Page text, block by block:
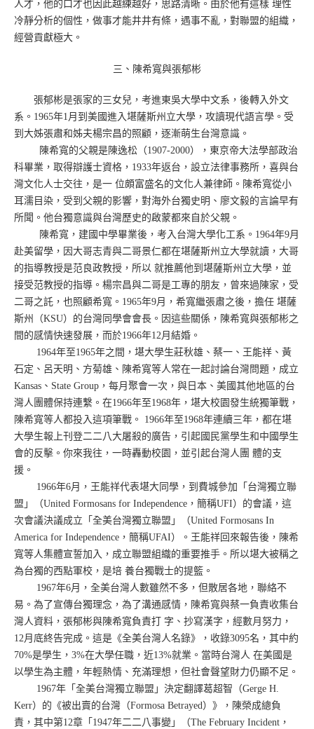
人才，他的口才也因此越練越好，思路清晰。由於他有這樣 理性
冷靜分析的個性，做事才能井井有條，遇事不亂，對聯盟的組織，
經營貢獻極大。
三、陳希寬與張郁彬
張郁彬是張家的三女兒，考進東吳大學中文系，後轉入外文
系。1965年1月到美國進入堪薩斯州立大學，攻讀現代語言學。受
到大姊張肅和姊夫楊宗昌的照顧，逐漸萌生台灣意識。
陳希寬的父親是陳逸松（1907-2000），東京帝大法學部政治
科畢業，取得辯護士資格，1933年返台，設立法律事務所，喜與台
灣文化人士交往，是一 位頗富盛名的文化人兼律師。陳希寬從小
耳濡目染，受到父親的影響，對海外台獨史明、廖文毅的言論早有
所聞。他台獨意識與台灣歷史的啟蒙都來自於父親。
陳希寬，建國中學畢業後，考入台灣大學化工系。1964年9月
赴美留學，因大哥志青與二哥景仁都在堪薩斯州立大學就讀，大哥
的指導教授是范良政教授，所以 就推薦他到堪薩斯州立大學，並
接受范教授的指導。楊宗昌與二哥是工專的朋友，曾來過陳家，受
二哥之託，也照顧希寬。1965年9月，希寬繼張肅之後，擔任 堪薩
斯州（KSU）的台灣同學會會長。因這些關係，陳希寬與張郁彬之
間的感情快速發展，而於1966年12月結婚。
1964年至1965年之間，堪大學生莊秋雄、蔡一、王能祥、黃
石定、呂天明、方菊雄、陳希寬等人常在一起討論台灣問題，成立
Kansas、State Group，每月聚會一次，與日本、美國其他地區的台
灣人團體保持連繫。在1966年至1968年，堪大校園發生統獨筆戰，
陳希寬等人都投入這項筆戰。 1966年至1968年連續三年，都在堪
大學生報上刊登二二八大屠殺的廣告，引起國民黨學生和中國學生
會的反擊。你來我往，一時轟動校園，並引起台灣人團 體的支
援。
1966年6月，王能祥代表堪大同學，到費城參加「台灣獨立聯
盟」（United Formosans for Independence，簡稱UFI）的會議，這
次會議決議成立「全美台灣獨立聯盟」（United Formosans In
America for Independence，簡稱UFAI）。王能祥回來報告後，陳希
寬等人集體宣誓加入，成立聯盟組織的重要推手。所以堪大被稱之
為台獨的西點軍校，是培 養台獨戰士的提籃。
1967年6月，全美台灣人數雖然不多，但散居各地，聯絡不
易。為了宣傳台獨理念，為了溝通感情，陳希寬與蔡一負責收集台
灣人資料，張郁彬與陳希寬負責打 字、抄寫漢字，經數月努力，
12月底終告完成。這是《全美台灣人名錄》，收錄3095名，其中約
70%是學生，3%在大學任職，近13%就業。當時台灣人 在美國是
以學生為主體，年輕熱情、充滿理想，但社會聲望財力仍顯不足。
1967年「全美台灣獨立聯盟」決定翻譯葛超智（Gerge H.
Kerr）的《被出賣的台灣（Formosa Betrayed）》，陳榮成總負
責，其中第12章「1947年二二八事變」（The February Incident，